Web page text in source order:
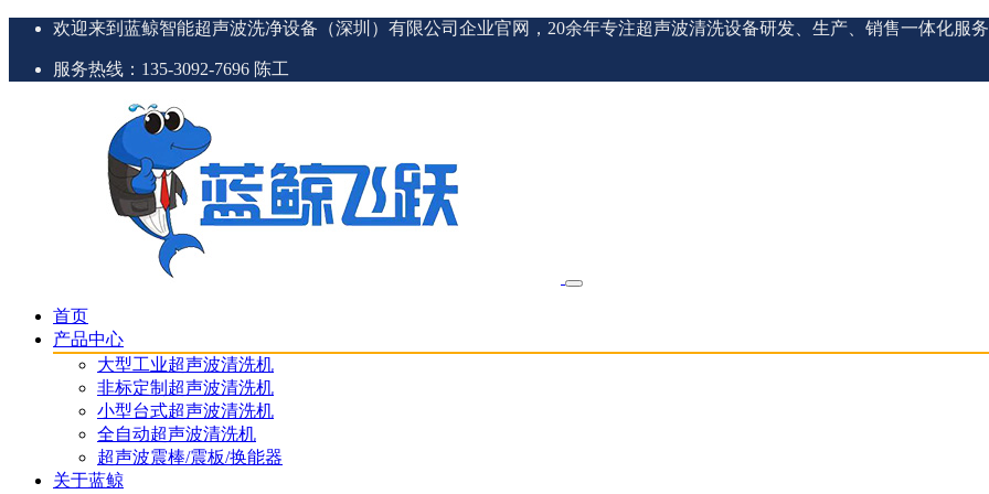
欢迎来到蓝鲸智能超声波洗净设备（深圳）有限公司企业官网，20余年专注超声波清洗设备研发、生产、销售一体化服
服务热线：135-3092-7696 陈工
首页
产品中心
大型工业超声波清洗机
非标定制超声波清洗机
小型台式超声波清洗机
全自动超声波清洗机
超声波震棒/震板/换能器
关于蓝鲸